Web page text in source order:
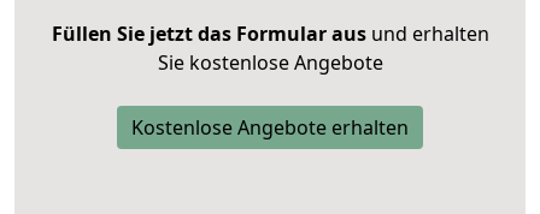
Füllen Sie jetzt das Formular ausund erhalten
Sie kostenlose Angebote
Kostenlose Angebote erhalten